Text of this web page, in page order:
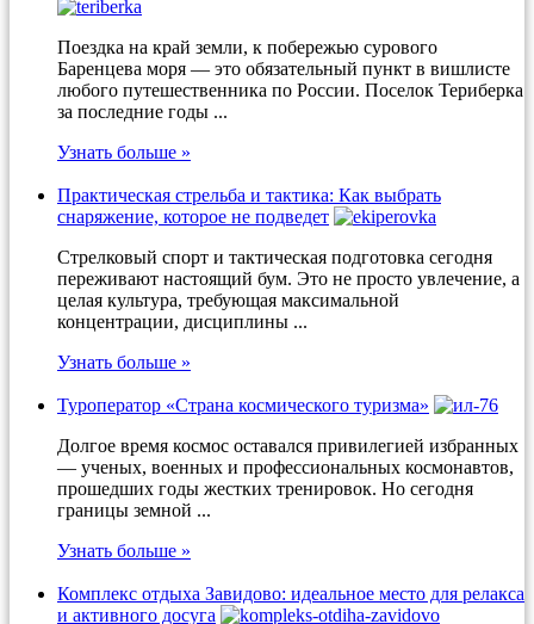
Поездка на край земли, к побережью сурового
Баренцева моря — это обязательный пункт в вишлисте
любого путешественника по России. Поселок Териберка
за последние годы ...
Узнать больше »
Практическая стрельба и тактика: Как выбрать
снаряжение, которое не подведет
Стрелковый спорт и тактическая подготовка сегодня
переживают настоящий бум. Это не просто увлечение, а
целая культура, требующая максимальной
концентрации, дисциплины ...
Узнать больше »
Туроператор «Страна космического туризма»
Долгое время космос оставался привилегией избранных
— ученых, военных и профессиональных космонавтов,
прошедших годы жестких тренировок. Но сегодня
границы земной ...
Узнать больше »
Комплекс отдыха Завидово: идеальное место для релакса
и активного досуга